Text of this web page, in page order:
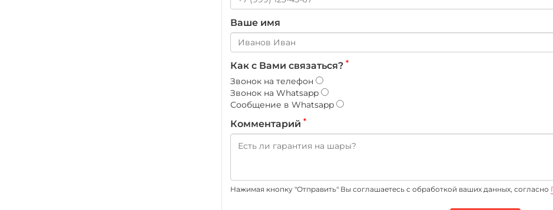
Ваше имя
Как с Вами связаться? *
Звонок на телефон
Звонок на Whatsapp
Сообщение в Whatsapp
Комментарий *
Нажимая кнопку "Отправить" Вы соглашаетесь c обработкой ваших данных, согласно